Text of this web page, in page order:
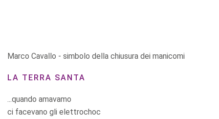
Marco Cavallo - simbolo della chiusura dei manicomi
LA TERRA SANTA
...quando amavamo
ci facevano gli elettrochoc